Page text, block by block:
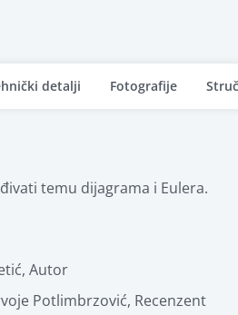
detalji Fotografije
temu dijagrama i Eulera.
, Autor
Potlimbrzović, Recenzent